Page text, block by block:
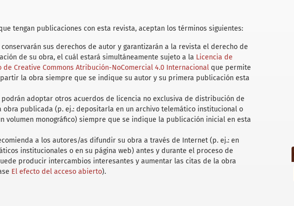
tengan publicaciones con esta revista, aceptan los términos siguientes:
sus derechos de autor y garantizarán a la revista el derecho de
de su obra, el cuál estará simultáneamente sujeto a la Licencia de
de Creative Commons Atribución-NoComercial 4.0 Internacional que permite
la obra siempre que se indique su autor y su primera publicación esta
podrán adoptar otros acuerdos de licencia no exclusiva de distribución de
obra publicada (p. ej.: depositarla en un archivo telemático institucional o
volumen monográfico) siempre que se indique la publicación inicial en esta
a los autores/as difundir su obra a través de Internet (p. ej.: en
institucionales o en su página web) antes y durante el proceso de
producir intercambios interesantes y aumentar las citas de la obra
El efecto del acceso abierto).